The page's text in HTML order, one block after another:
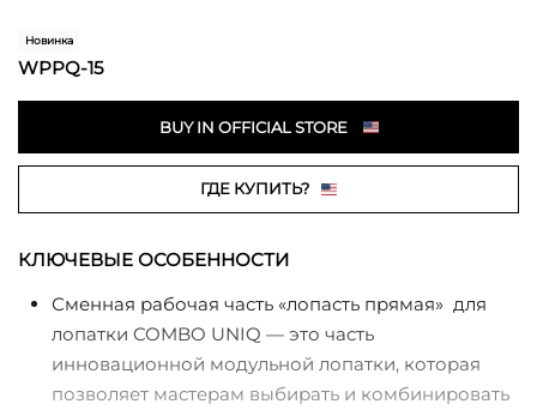
Новинка
WPPQ-15
BUY IN OFFICIAL STORE
ГДЕ КУПИТЬ?
КЛЮЧЕВЫЕ ОСОБЕННОСТИ
Сменная рабочая часть «лопасть прямая» для
лопатки COMBO UNIQ — это часть
инновационной модульной лопатки, которая
позволяет мастерам выбирать и комбинировать